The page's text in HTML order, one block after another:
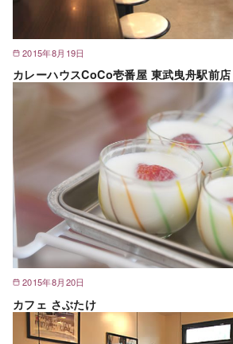
2015年8月19日
カレーハウスCoCo壱番屋 東武曳舟駅前店
2015年8月20日
カフェ さぶたけ